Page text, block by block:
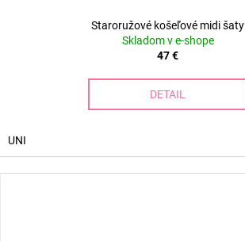
Staroružové košeľové midi šaty
Skladom v e-shope
47 €
DETAIL
UNI